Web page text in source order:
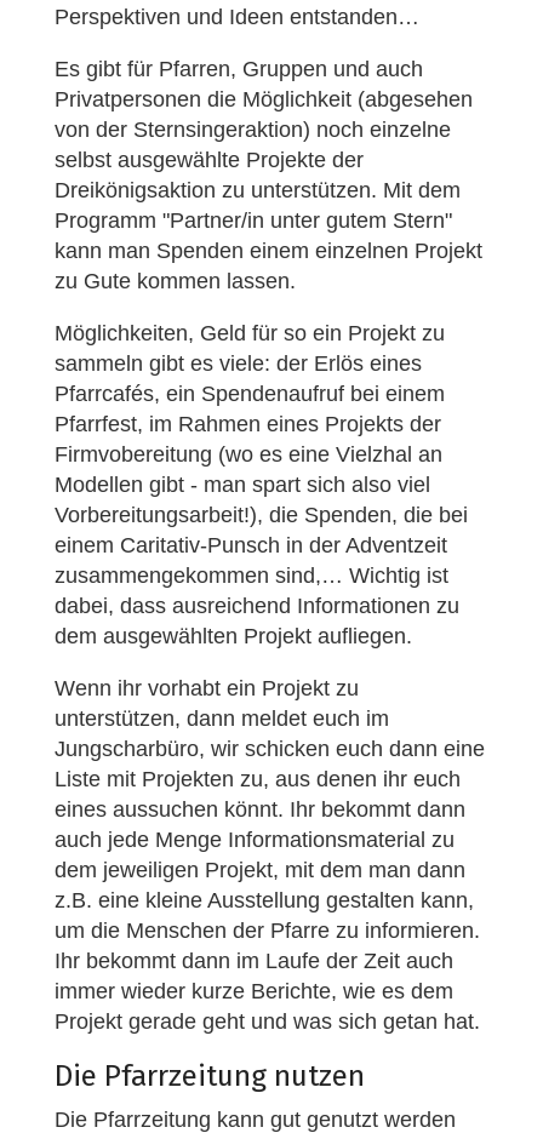
Perspektiven und Ideen entstanden…
Es gibt für Pfarren, Gruppen und auch
Privatpersonen die Möglichkeit (abgesehen
von der Sternsingeraktion) noch einzelne
selbst ausgewählte Projekte der
Dreikönigsaktion zu unterstützen. Mit dem
Programm "Partner/in unter gutem Stern"
kann man Spenden einem einzelnen Projekt
zu Gute kommen lassen.
Möglichkeiten, Geld für so ein Projekt zu
sammeln gibt es viele: der Erlös eines
Pfarrcafés, ein Spendenaufruf bei einem
Pfarrfest, im Rahmen eines Projekts der
Firmvobereitung (wo es eine Vielzhal an
Modellen gibt - man spart sich also viel
Vorbereitungsarbeit!), die Spenden, die bei
einem Caritativ-Punsch in der Adventzeit
zusammengekommen sind,… Wichtig ist
dabei, dass ausreichend Informationen zu
dem ausgewählten Projekt aufliegen.
Wenn ihr vorhabt ein Projekt zu
unterstützen, dann meldet euch im
Jungscharbüro, wir schicken euch dann eine
Liste mit Projekten zu, aus denen ihr euch
eines aussuchen könnt. Ihr bekommt dann
auch jede Menge Informationsmaterial zu
dem jeweiligen Projekt, mit dem man dann
z.B. eine kleine Ausstellung gestalten kann,
um die Menschen der Pfarre zu informieren.
Ihr bekommt dann im Laufe der Zeit auch
immer wieder kurze Berichte, wie es dem
Projekt gerade geht und was sich getan hat.
Die Pfarrzeitung nutzen
Die Pfarrzeitung kann gut genutzt werden